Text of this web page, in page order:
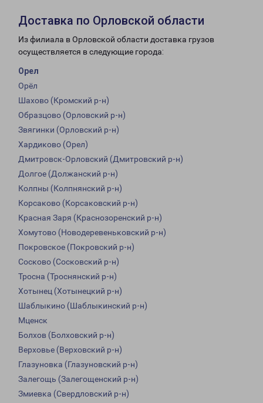
Доставка по Орловской области
Из филиала в Орловской области доставка грузов
осуществляется в следующие города:
Орел
Орёл
Шахово (Кромский р-н)
Образцово (Орловский р-н)
Звягинки (Орловский р-н)
Хардиково (Орел)
Дмитровск-Орловский (Дмитровский р-н)
Долгое (Должанский р-н)
Колпны (Колпнянский р-н)
Корсаково (Корсаковский р-н)
Красная Заря (Краснозоренский р-н)
Хомутово (Новодеревеньковский р-н)
Покровское (Покровский р-н)
Сосково (Сосковский р-н)
Тросна (Троснянский р-н)
Хотынец (Хотынецкий р-н)
Шаблыкино (Шаблыкинский р-н)
Мценск
Болхов (Болховский р-н)
Верховье (Верховский р-н)
Глазуновка (Глазуновский р-н)
Залегощь (Залегощенский р-н)
Змиевка (Свердловский р-н)